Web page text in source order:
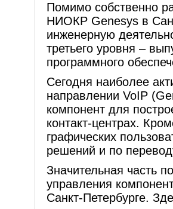
Помимо собственно
НИОКР Genesys в
инженерную
третьего уровня –
программного
Сегодня наиболее
направлении VoIP
компонент для
контакт-центрах.
графических
решений и по
Значительная часть
управления
Санкт-Петербурге.